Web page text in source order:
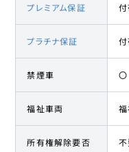
プレミアム保証
プラチナ保証
禁煙車 〇
福祉車両
所有権解除要否